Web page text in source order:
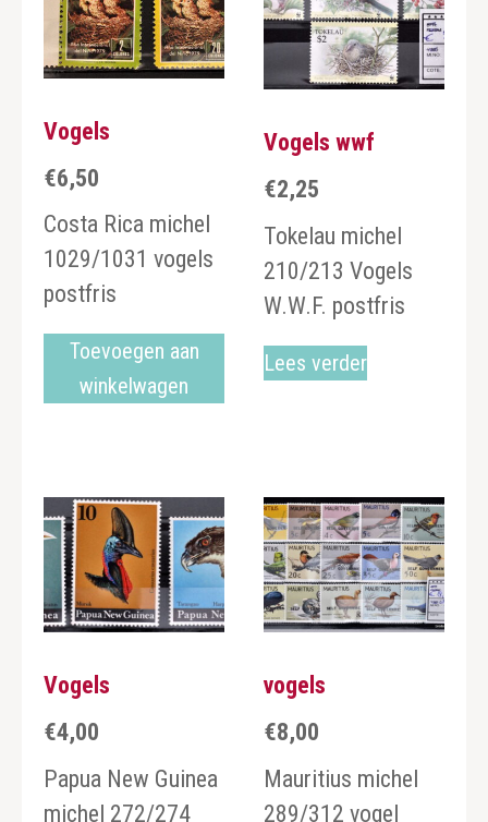
Vogels
€6,50
Costa Rica michel
1029/1031 vogels
postfris
Toevoegen aan
winkelwagen
Vogels wwf
€2,25
Tokelau michel
210/213 Vogels
W.W.F. postfris
Lees verder
Vogels
€4,00
Papua New Guinea
michel 272/274
vogels
€8,00
Mauritius michel
289/312 vogel